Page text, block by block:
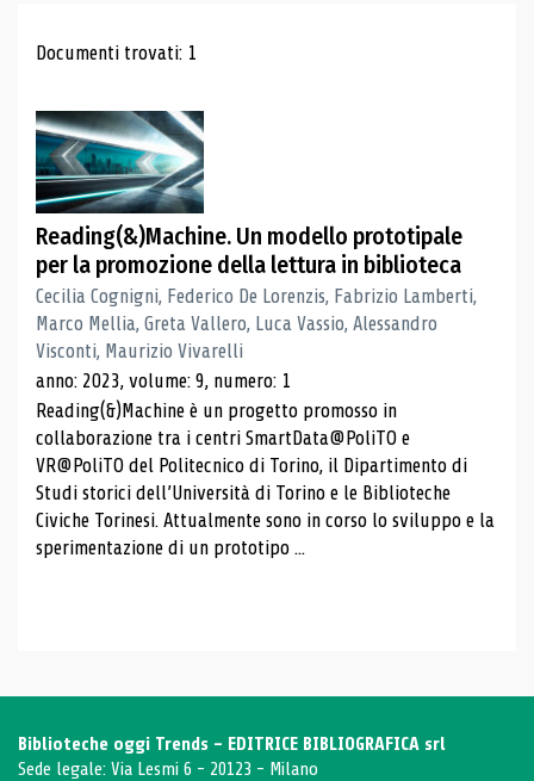
Risultati di ricerca
Documenti trovati: 1
Reading(&)Machine. Un modello prototipale
per la promozione della lettura in biblioteca
Cecilia Cognigni, Federico De Lorenzis, Fabrizio Lamberti,
Marco Mellia, Greta Vallero, Luca Vassio, Alessandro
Visconti, Maurizio Vivarelli
anno: 2023, volume: 9, numero: 1
Reading(&)Machine è un progetto promosso in
collaborazione tra i centri SmartData@PoliTO e
VR@PoliTO del Politecnico di Torino, il Dipartimento di
Studi storici dell’Università di Torino e le Biblioteche
Civiche Torinesi. Attualmente sono in corso lo sviluppo e la
sperimentazione di un prototipo ...
Biblioteche oggi Trends - EDITRICE BIBLIOGRAFICA srl
Sede legale: Via Lesmi 6 - 20123 - Milano